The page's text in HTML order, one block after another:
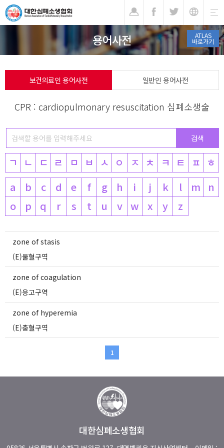
ATLAS
바로가기
용어사전
보건의료인 용어사전 일반인 용어사전
CPR : cardiopulmonary resuscitation 심폐소생술
ㄱ ㄴ ㄷ ㄹ ㅁ ㅂ ㅅ ㅇ ㅈ ㅊ ㅋ ㅌ ㅍ ㅎ
a
b c d e f g h i j k l m
n
o
p q r s t u v w x y z
zone of stasis
(E)울혈구역
zone of coagulation
(E)응고구역
zone of hyperemia
(E)충혈구역
1
대한심폐소생협회